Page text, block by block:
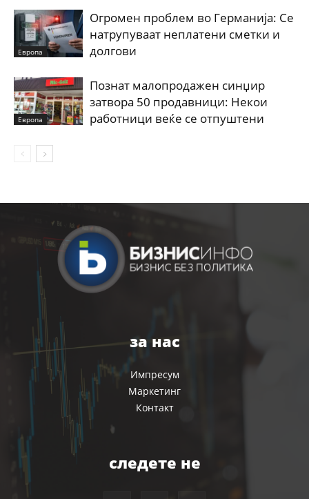
Европа
Огромен проблем во Германија: Се
натрупуваат неплатени сметки и
долгови
Европа
Познат малопродажен синџир
затвора 50 продавници: Некои
работници веќе се отпуштени
за нас
Импресум
Маркетинг
Контакт
следете не